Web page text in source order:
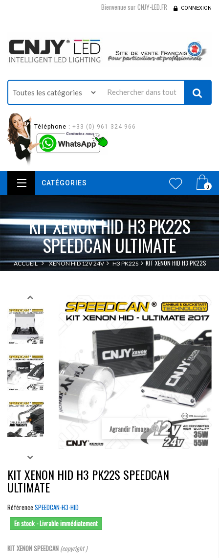
Bienvenue sur CNJY-LED.FR CONNEXION
Téléphone : +33 (0) 961 324 966
0
CATÉGORIES
KIT XENON HID H3 PK22S
SPEEDCAN ULTIMATE
ACCUEIL XENON HID 12V 24V H3 PK22S
KIT XENON HID H3 PK22S
Agrandir l'image
KIT XENON HID H3 PK22S SPEEDCAN
ULTIMATE
Référence SPEEDCAN-H3-HID
En stock - Livrable immédiatement
KIT XENON SPEEDCAN (copyright )